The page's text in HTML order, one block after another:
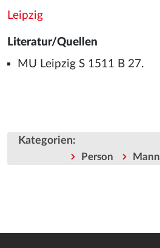
Leipzig
Literatur/Quellen
MU Leipzig S 1511 B 27.
Kategorien:
Person Mann